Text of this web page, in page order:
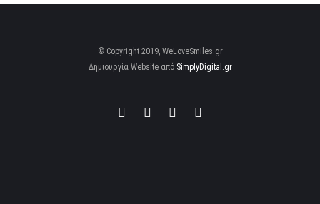
© Copyright 2019, WeLoveSmiles.gr
Δημιουργία Website από SimplyDigital.gr